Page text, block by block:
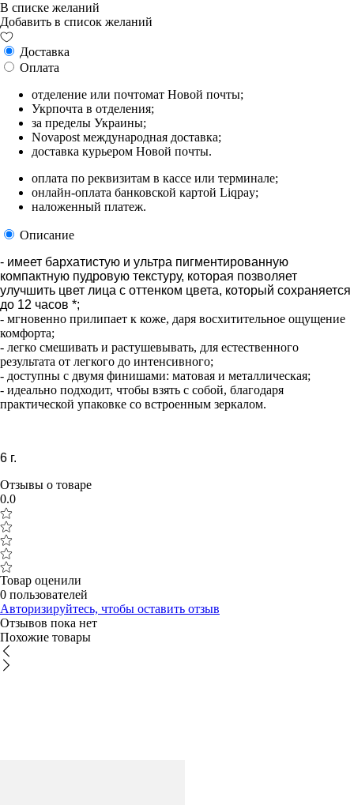
В списке желаний
Добавить в список желаний
Доставка
Оплата
отделение или почтомат Новой почты;
Укрпочта в отделения;
за пределы Украины;
Novapost международная доставка;
доставка курьером Новой почты.
оплата по реквизитам в кассе или терминале;
онлайн-оплата банковской картой Liqpay;
наложенный платеж.
Описание
- имеет бархатистую и ультра пигментированную
компактную пудровую текстуру, которая позволяет
улучшить цвет лица с оттенком цвета, который сохраняется
до 12 часов *;
- мгновенно прилипает к коже, даря восхитительное ощущение
комфорта;
- легко смешивать и растушевывать, для естественного
результата от легкого до интенсивного;
- доступны с двумя финишами: матовая и металлическая;
- идеально подходит, чтобы взять с собой, благодаря
практической упаковке со встроенным зеркалом.
6 г.
Отзывы о товаре
0.0
Товар оценили
0 пользователей
Авторизируйтесь, чтобы оставить отзыв
Отзывов пока нет
Похожие товары